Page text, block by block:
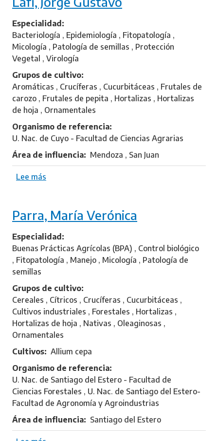
l
a
e
J
o
o
,
A
d
r
i
e
l
Especialidad
Bacteriología , Epidemiología , Fitopatología ,
Micología , Patología de semillas , Protección
Vegetal , Virología
Grupos de cultivo
Aromáticas , Crucíferas , Cucurbitáceas , Frutales de
carozo , Frutales de pepita , Hortalizas , Hortalizas
de hoja , Ornamentales
Organismo de referencia
U. Nac. de Cuyo - Facultad de Ciencias Agrarias
Área de influencia
Mendoza , San Juan
Lee más
e
L
a
f
J
o
r
g
e
G
t
a
o
Parra, María Verónica
Especialidad
Buenas Prácticas Agrícolas (BPA) , Control biológico
, Fitopatología , Manejo , Micología , Patología de
semillas
Grupos de cultivo
Cereales , Cítricos , Crucíferas , Cucurbitáceas ,
Cultivos industriales , Forestales , Hortalizas ,
Hortalizas de hoja , Nativas , Oleaginosas ,
Ornamentales
Cultivos
Allium cepa
Organismo de referencia
U. Nac. de Santiago del Estero - Facultad de
Ciencias Forestales , U. Nac. de Santiago del Estero-
Facultad de Agronomía y Agroindustrias
Área de influencia
Santiago del Estero